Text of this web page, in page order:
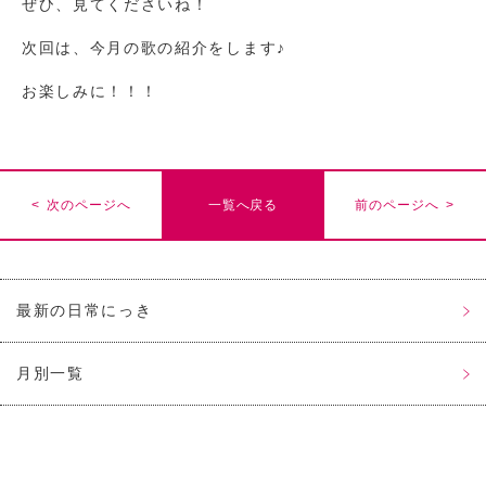
最新の日常にっき
月別一覧
ぜひ、見てくださいね！
次回は、今月の歌の紹介をします♪
お楽しみに！！！
< 次のページへ 一覧へ戻る 前のページへ >